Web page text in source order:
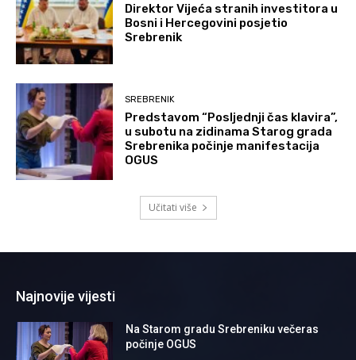
Direktor Vijeća stranih investitora u
Bosni i Hercegovini posjetio
Srebrenik
SREBRENIK
Predstavom “Posljednji čas klavira”,
u subotu na zidinama Starog grada
Srebrenika počinje manifestacija
OGUS
Učitati više
Najnovije vijesti
Na Starom gradu Srebreniku večeras
počinje OGUS